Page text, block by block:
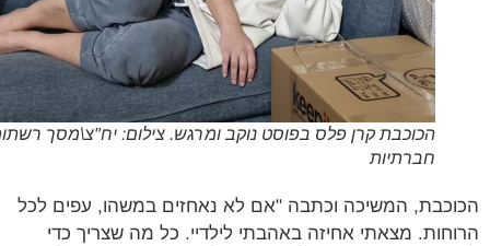
הכוכבת קרן פלס בפוסט נוקב ומרגש. צילום: יח"צ\מסך רשתות
חברתיות
המשיכה וכתבה "אם לא נאחזים במשהו, עפים לכל
מצאתי אחיזה באהבתי לילדיי. כל מה שצריך כדי